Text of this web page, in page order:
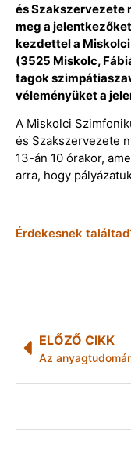
és Szakszervezete
meg a
kezdettel a
(3525 Miskolc,
tagok
véleményüket a
A Miskolci
és Szakszervezete
13-án 10 órakor,
arra, hogy
Érdekesnek
ELŐZŐ CIKK